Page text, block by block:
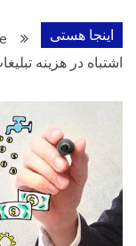
اینجا هستی
اشتباه در هزینه